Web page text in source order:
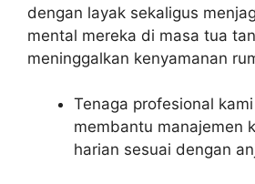
dengan layak sekaligus
mental mereka di masa tua
meninggalkan kenyamanan
Tenaga profesional
membantu manajemen
harian sesuai dengan